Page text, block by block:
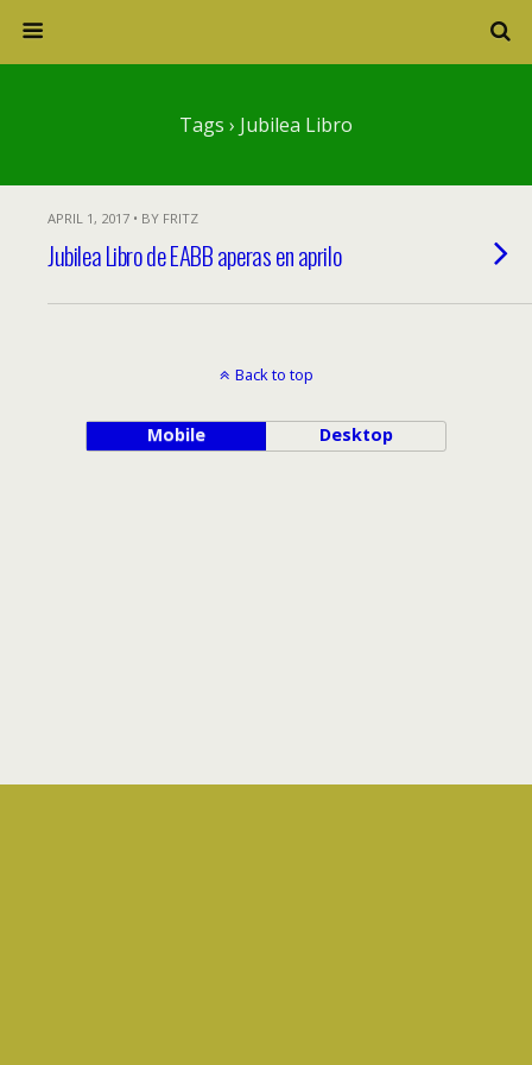
Tags › Jubilea Libro
APRIL 1, 2017 • BY FRITZ
Jubilea Libro de EABB aperas en aprilo
Back to top
Mobile Desktop